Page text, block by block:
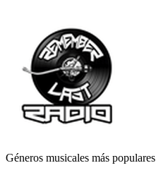
Géneros musicales más populares